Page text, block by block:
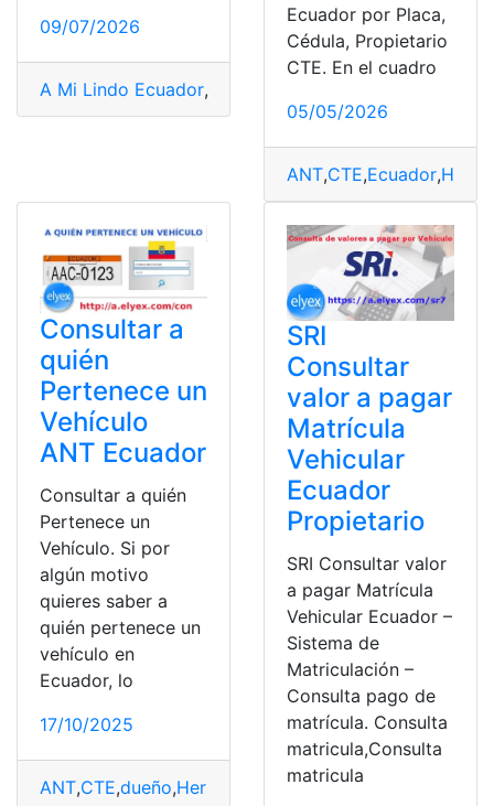
09/07/2026
A Mi Lindo Ecuador,
Ecuador por Placa,
Cédula, Propietario
CTE. En el cuadro
05/05/2026
ANT,CTE,Ecuador,
Consultar a
quién
Pertenece un
Vehículo
ANT Ecuador
Consultar a quién
Pertenece un
Vehículo. Si por
algún motivo
quieres saber a
quién pertenece un
vehículo en
Ecuador, lo
17/10/2025
ANT,CTE,dueño,Herramientas Ecuador
SRI
Consultar
valor a pagar
Matrícula
Vehicular
Ecuador
Propietario
SRI Consultar valor
a pagar Matrícula
Vehicular Ecuador –
Sistema de
Matriculación –
Consulta pago de
matrícula. Consulta
matricula,Consulta
matricula